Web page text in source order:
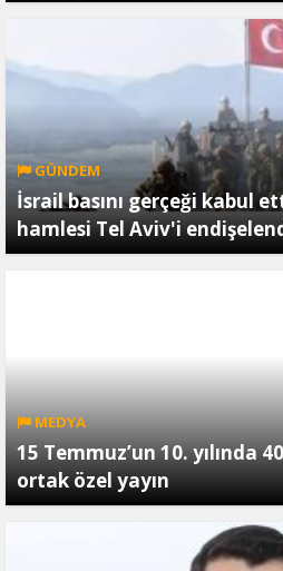
GÜNDEM
İsrail basını gerçeği kabul
hamlesi Tel Aviv'i
MEDYA
15 Temmuz’un 10. yılında
ortak özel yayın